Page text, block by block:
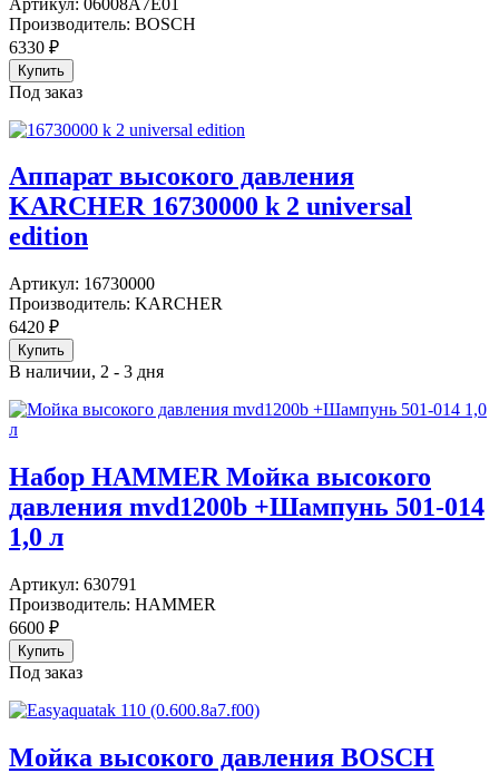
Производитель: BOSCH
6330 ₽
Под заказ
Аппарат высокого давления
KARCHER 16730000 k 2 universal
edition
Артикул: 16730000
Производитель: KARCHER
6420 ₽
В наличии, 2 - 3 дня
Набор HAMMER Мойка высокого
давления mvd1200b +Шампунь 501-014
1,0 л
Артикул: 630791
Производитель: HAMMER
6600 ₽
Под заказ
Мойка высокого давления BOSCH